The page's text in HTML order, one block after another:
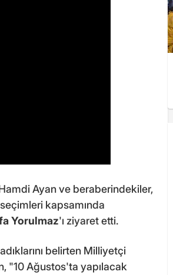
Ayan ve beraberindekiler,
kapsamında
Yorulmaz'ı ziyaret etti.
belirten Milliyetçi
"10 Ağustos'ta yapılacak